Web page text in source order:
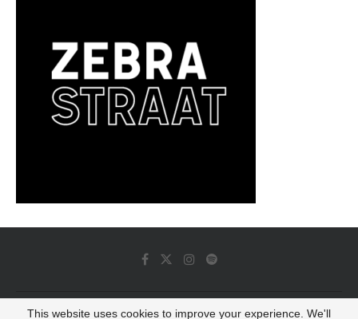
© 2022 - Luminous Dash All Rights Reserved
This website uses cookies to improve your experience. We'll